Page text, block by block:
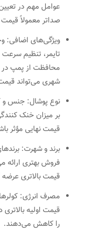
عوامل مهم در
صداتر معمولاً قیمت
ویژگی‌های اضافی:
تایمر، تنظیم
محافظت از پمپ در
شهری می‌تواند
نوع پوشال: جنس و
بر میزان خنک
قیمت نهایی مؤثر
برند و شهرت:
فروش بهتری
قیمت بالاتری عرضه
مصرف انرژی:
قیمت اولیه
را کاهش می‌دهند.